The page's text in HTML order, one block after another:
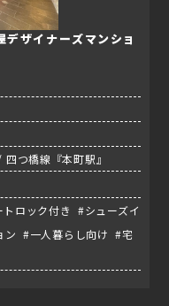
ザイナーズマンショ
つ橋線『本町駅』
ロック付き #シューズイ
ン #一人暮らし向け #宅